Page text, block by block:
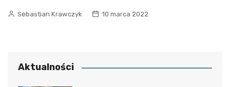
Sebastian Krawczyk 10 marca 2022
Aktualności